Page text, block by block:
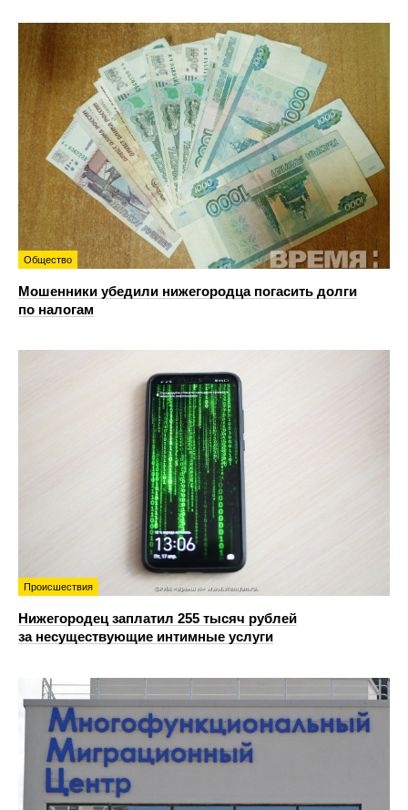
Общество
Мошенники убедили нижегородца погасить долги
по налогам
Происшествия
Нижегородец заплатил 255 тысяч рублей
за несуществующие интимные услуги